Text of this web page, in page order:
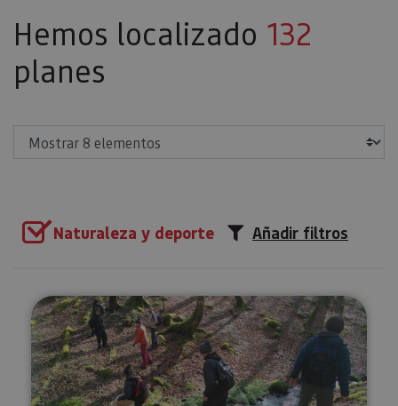
Hemos localizado 132
planes
Naturaleza y deporte Añadir filtros
Recolección de setas en